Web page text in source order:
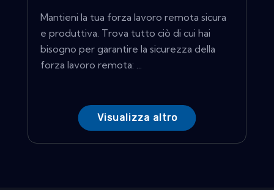
Mantieni la tua forza lavoro remota sicura
e produttiva. Trova tutto ciò di cui hai
bisogno per garantire la sicurezza della
forza lavoro remota: ...
Visualizza altro